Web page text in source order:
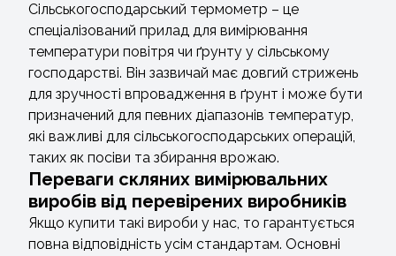
Сільськогосподарський термометр – це
спеціалізований прилад для вимірювання
температури повітря чи ґрунту у сільському
господарстві. Він зазвичай має довгий стрижень
для зручності впровадження в ґрунт і може бути
призначений для певних діапазонів температур,
які важливі для сільськогосподарських операцій,
таких як посіви та збирання врожаю.
Переваги скляних вимірювальних
виробів від перевірених виробників
Якщо купити такі вироби у нас, то гарантується
повна відповідність усім стандартам. Основні